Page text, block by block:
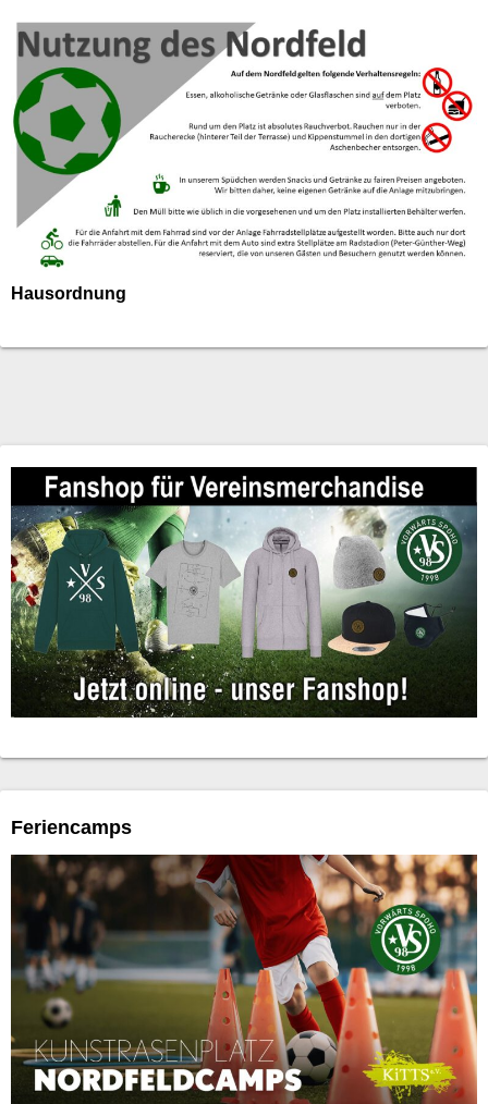
Hausordnung
Feriencamps